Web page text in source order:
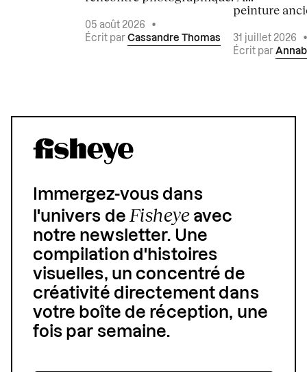
05 août 2026
•
Écrit par Cassandre Thomas
peinture
31 juillet 2026
Écrit par
Immergez-vous dans
l'univers deFisheyeavec
notre newsletter. Une
compilation d'histoires
visuelles, un concentré de
créativité directement dans
votre boîte de réception, une
fois par semaine.